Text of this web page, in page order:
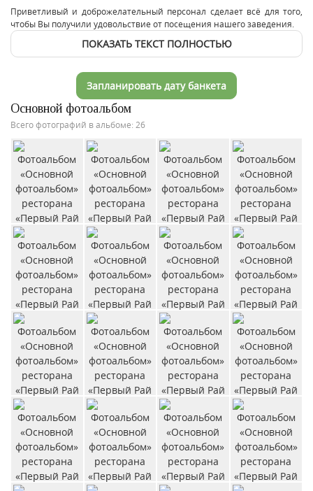
Приветливый и доброжелательный персонал сделает всё для того,
чтобы Вы получили удовольствие от посещения нашего заведения.
ПОКАЗАТЬ ТЕКСТ ПОЛНОСТЬЮ
Запланировать дату банкета
Основной фотоальбом
Всего фотографий в альбоме: 26